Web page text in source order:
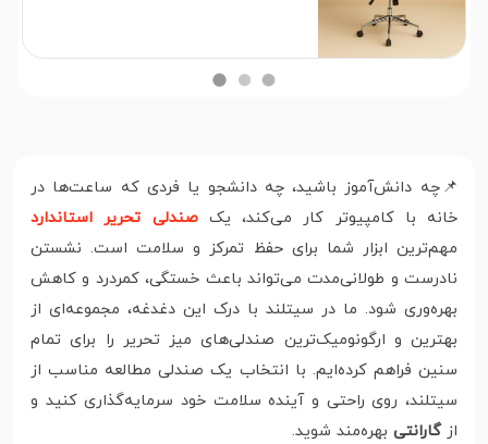
📌چه دانش‌آموز باشید، چه دانشجو یا فردی که ساعت‌ها در
خانه با کامپیوتر کار می‌کند، یکصندلی تحریر استاندارد
مهم‌ترین ابزار شما برای حفظ تمرکز و سلامت است. نشستن
نادرست و طولانی‌مدت می‌تواند باعث خستگی، کمردرد و کاهش
بهره‌وری شود. ما در سیتلند با درک این دغدغه، مجموعه‌ای از
بهترین و ارگونومیک‌ترین صندلی‌های میز تحریر را برای تمام
سنین فراهم کرده‌ایم. با انتخاب یک صندلی مطالعه مناسب از
سیتلند، روی راحتی و آینده سلامت خود سرمایه‌گذاری کنید و
از گارانتی بهره‌مند شوید.